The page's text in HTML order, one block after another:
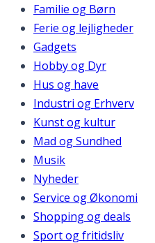
Familie og Børn
Ferie og lejligheder
Gadgets
Hobby og Dyr
Hus og have
Industri og Erhverv
Kunst og kultur
Mad og Sundhed
Musik
Nyheder
Service og Økonomi
Shopping og deals
Sport og fritidsliv